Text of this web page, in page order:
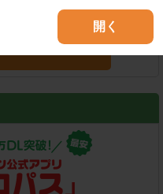
開く